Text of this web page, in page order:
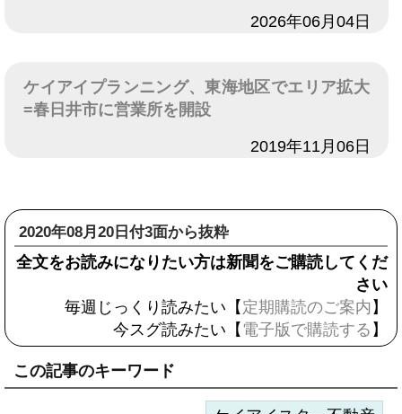
2026年06月04日
ケイアイプランニング、東海地区でエリア拡大
=春日井市に営業所を開設
2019年11月06日
2020年08月20日付3面から抜粋
全文をお読みになりたい方は新聞をご購読してくだ
さい
毎週じっくり読みたい【 定期購読のご案内 】
今スグ読みたい【 電子版で購読する 】
この記事のキーワード